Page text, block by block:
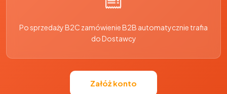
Po sprzedaży B2C zamówienie B2B automatycznie trafia
do Dostawcy
Załóż konto